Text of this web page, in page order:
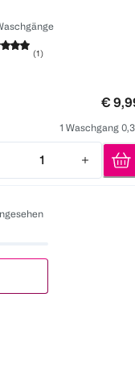
(1)
€
1 Waschgang
1
1